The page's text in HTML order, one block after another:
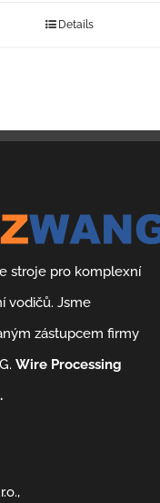
Details
stroje pro komplexní
vodičů. Jsme
zástupcem firmy
Wire Processing